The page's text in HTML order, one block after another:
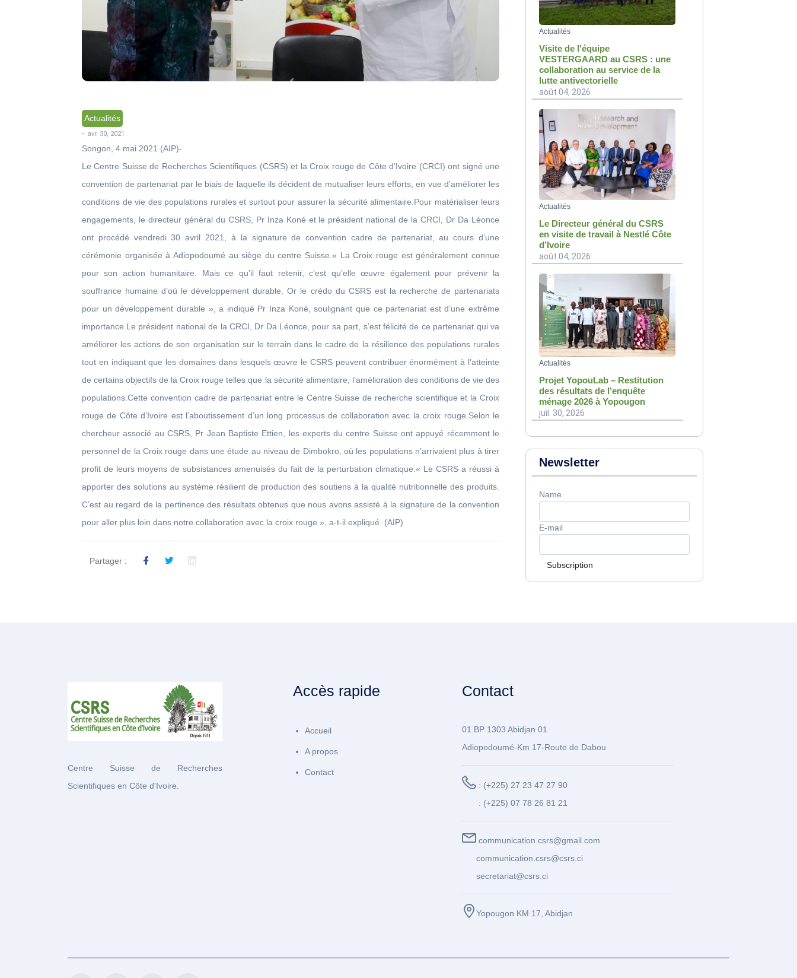
Actualités
- avr. 30, 2021
Songon, 4 mai 2021 (AIP)-
Le Centre Suisse de Recherches Scientifiques (CSRS) et la Croix rouge de Côte d’Ivoire (CRCI) ont signé une
convention de partenariat par le biais de laquelle ils décident de mutualiser leurs efforts, en vue d’améliorer les
conditions de vie des populations rurales et surtout pour assurer la sécurité alimentaire.Pour matérialiser leurs
engagements, le directeur général du CSRS, Pr Inza Koné et le président national de la CRCI, Dr Da Léonce
ont procédé vendredi 30 avril 2021, à la signature de convention cadre de partenariat, au cours d’une
cérémonie organisée à Adiopodoumé au siège du centre Suisse.« La Croix rouge est généralement connue
pour son action humanitaire. Mais ce qu’il faut retenir, c’est qu’elle œuvre également pour prévenir la
souffrance humaine d’où le développement durable. Or le crédo du CSRS est la recherche de partenariats
pour un développement durable », a indiqué Pr Inza Koné, soulignant que ce partenariat est d’une extrême
importance.Le président national de la CRCI, Dr Da Léonce, pour sa part, s’est félicité de ce partenariat qui va
améliorer les actions de son organisation sur le terrain dans le cadre de la résilience des populations rurales
tout en indiquant que les domaines dans lesquels œuvre le CSRS peuvent contribuer énormément à l’atteinte
de certains objectifs de la Croix rouge telles que la sécurité alimentaire, l’amélioration des conditions de vie des
populations.Cette convention cadre de partenariat entre le Centre Suisse de recherche scientifique et la Croix
rouge de Côte d’Ivoire est l’aboutissement d’un long processus de collaboration avec la croix rouge.Selon le
chercheur associé au CSRS, Pr Jean Baptiste Ettien, les experts du centre Suisse ont appuyé récemment le
personnel de la Croix rouge dans une étude au niveau de Dimbokro, où les populations n’arrivaient plus à tirer
profit de leurs moyens de subsistances amenuisés du fait de la perturbation climatique.« Le CSRS a réussi à
apporter des solutions au système résilient de production des soutiens à la qualité nutritionnelle des produits.
C’est au regard de la pertinence des résultats obtenus que nous avons assisté à la signature de la convention
pour aller plus loin dans notre collaboration avec la croix rouge », a-t-il expliqué. (AIP)
Partager :
Actualités
Visite de l'équipe
VESTERGAARD au CSRS : une
collaboration au service de la
lutte antivectorielle
août 04, 2026
Actualités
Le Directeur général du CSRS
en visite de travail à Nestlé Côte
d’Ivoire
août 04, 2026
Actualités
Projet YopouLab – Restitution
des résultats de l’enquête
ménage 2026 à Yopougon
juil. 30, 2026
Newsletter
Name
E-mail
Subscription
Centre Suisse de Recherches
Scientifiques en Côte d'Ivoire.
Accès rapide
Accueil
A propos
Contact
Contact
01 BP 1303 Abidjan 01
Adiopodoumé-Km 17-Route de Dabou
: (+225) 27 23 47 27 90
: (+225) 07 78 26 81 21
communication.csrs@gmail.com
communication.csrs@csrs.ci
secretariat@csrs.ci
Yopougon KM 17, Abidjan